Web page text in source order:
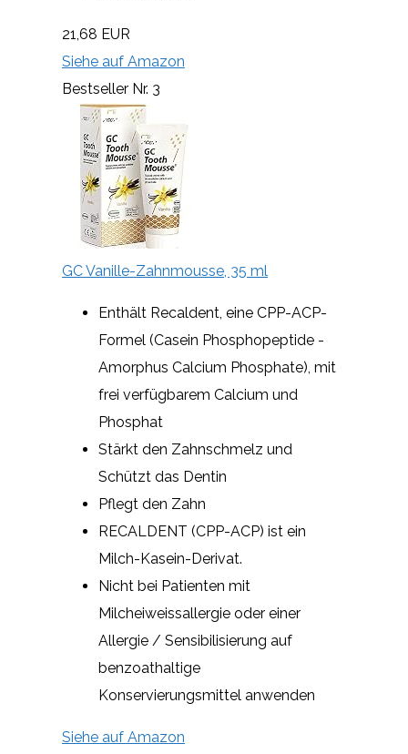
21,68 EUR
Siehe auf Amazon
Bestseller Nr. 3
GC Vanille-Zahnmousse, 35 ml
Enthält Recaldent, eine CPP-ACP-
Formel (Casein Phosphopeptide -
Amorphus Calcium Phosphate), mit
frei verfügbarem Calcium und
Phosphat
Stärkt den Zahnschmelz und
Schützt das Dentin
Pflegt den Zahn
RECALDENT (CPP-ACP) ist ein
Milch-Kasein-Derivat.
Nicht bei Patienten mit
Milcheiweissallergie oder einer
Allergie / Sensibilisierung auf
benzoathaltige
Konservierungsmittel anwenden
Siehe auf Amazon